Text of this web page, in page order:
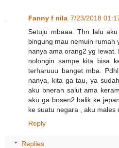
Fanny f nila 7/23/2018
Setuju mbaaa. Thn lalu
bingung mau nemuin rumah
nanya ama orang2 yg
nolongin sampe kita bisa
terharuuu banget mba.
nanya, kita ga tau, ya
aku bneran salut ama
aku ga bosen2 balik ke
ke suatu negara , aku males
Reply
Replies